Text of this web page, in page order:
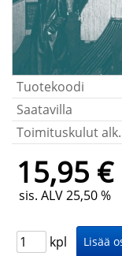
Tuotekoodi
Saatavilla
Toimituskulut alk.
15,95 €
sis. ALV 25,50 %
kpl